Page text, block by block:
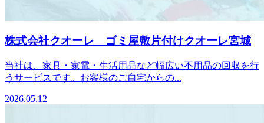
株式会社クオーレ ゴミ屋敷片付けクオーレ宮城
当社は、家具・家電・生活用品など幅広い不用品の回収を行
うサービスです。お客様のご自宅からの...
2026.05.12